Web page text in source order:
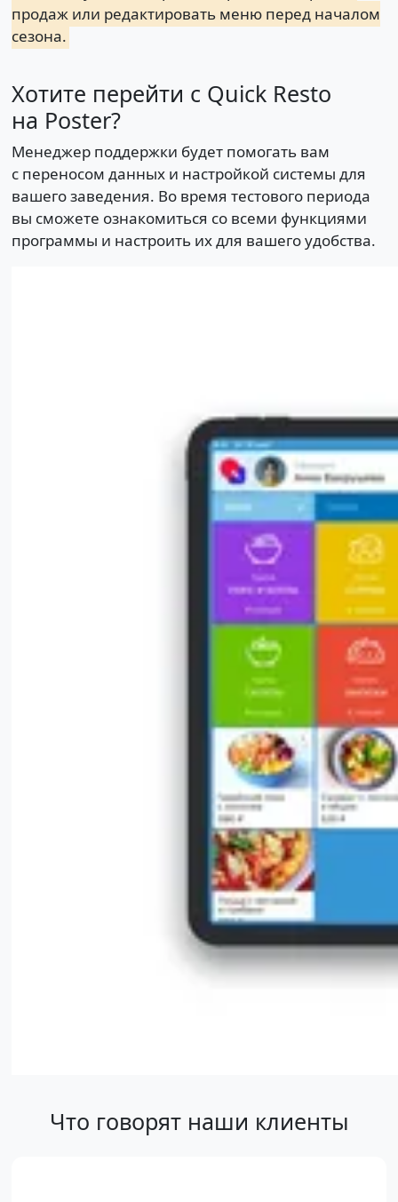
продаж или редактировать меню перед началом
сезона.
Хотите перейти с Quick Resto
на Poster?
Менеджер поддержки будет помогать вам
с переносом данных и настройкой системы для
вашего заведения. Во время тестового периода
вы сможете ознакомиться со всеми функциями
программы и настроить их для вашего удобства.
Что говорят наши клиенты